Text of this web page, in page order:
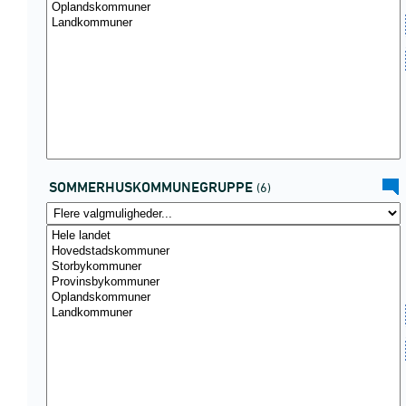
SOMMERHUSKOMMUNEGRUPPE (6)